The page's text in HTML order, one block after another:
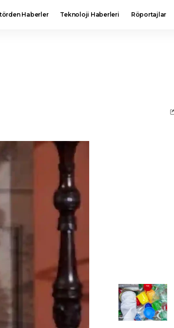
Haberler Teknoloji Haberleri Röportajlar